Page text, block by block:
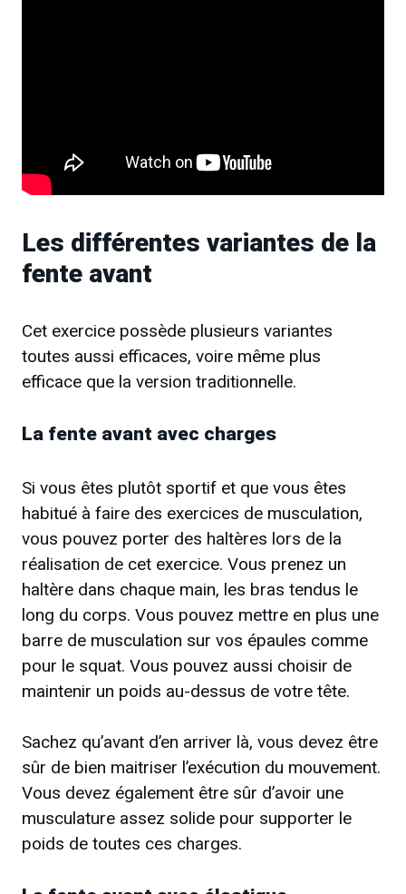
Les différentes variantes de la
fente avant
Cet exercice possède plusieurs variantes
toutes aussi efficaces, voire même plus
efficace que la version traditionnelle.
La fente avant avec charges
Si vous êtes plutôt sportif et que vous êtes
habitué à faire des exercices de musculation,
vous pouvez porter des haltères lors de la
réalisation de cet exercice. Vous prenez un
haltère dans chaque main, les bras tendus le
long du corps. Vous pouvez mettre en plus une
barre de musculation sur vos épaules comme
pour le squat. Vous pouvez aussi choisir de
maintenir un poids au-dessus de votre tête.
Sachez qu’avant d’en arriver là, vous devez être
sûr de bien maitriser l’exécution du mouvement.
Vous devez également être sûr d’avoir une
musculature assez solide pour supporter le
poids de toutes ces charges.